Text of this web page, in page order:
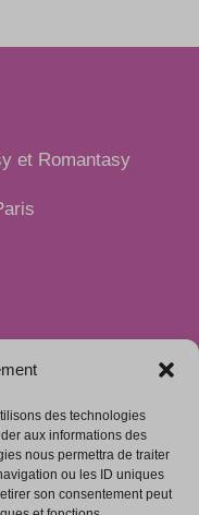
des technologies
aux informations des
nous permettra de traiter
ou les ID uniques
son consentement peut
et Romantasy